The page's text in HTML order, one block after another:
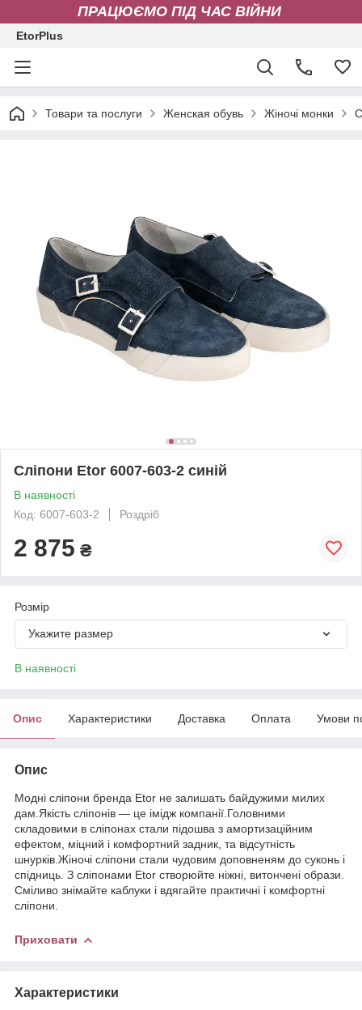
ПРАЦЮЄМО ПІД ЧАС ВІЙНИ
EtorPlus
Товари та послуги Женская обувь Жіночі монки
Сліпони Etor 6007-603-2 синій
В наявності
Код: 6007-603-2
Роздріб
2 875 ₴
Розмір
Укажите размер
В наявності
Опис Характеристики Доставка Оплата Умови
Опис
Модні сліпони бренда Etor не залишать байдужими милих
дам.Якість сліпонів — це імідж компанії.Головними
складовими в сліпонах стали підошва з амортизаційним
ефектом, міцний і комфортний задник, та відсутність
шнурків.Жіночі сліпони стали чудовим доповненям до суконь і
спідниць. З сліпонами Etor створюйте ніжні, витончені образи.
Сміливо знімайте каблуки і вдягайте практичні і комфортні
сліпони.
Приховати
Характеристики